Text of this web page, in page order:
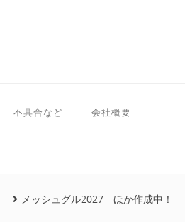
不具合など 会社概要
メッシュグル2027 ほか作成中！